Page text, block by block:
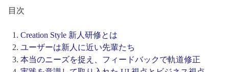
目次
Creation Style 新人研修とは
ユーザーは新人に近い先輩たち
本当のニーズを捉え、フィードバックで軌道修正